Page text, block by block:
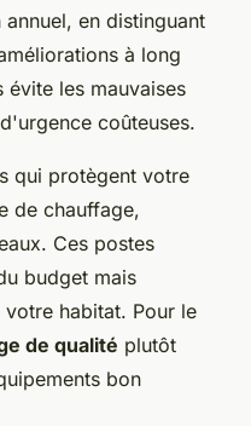
en distinguant
à long
les mauvaises
coûteuses.
qui protègent votre
de chauffage,
Ces postes
budget mais
habitat. Pour le
de qualité plutôt
bon